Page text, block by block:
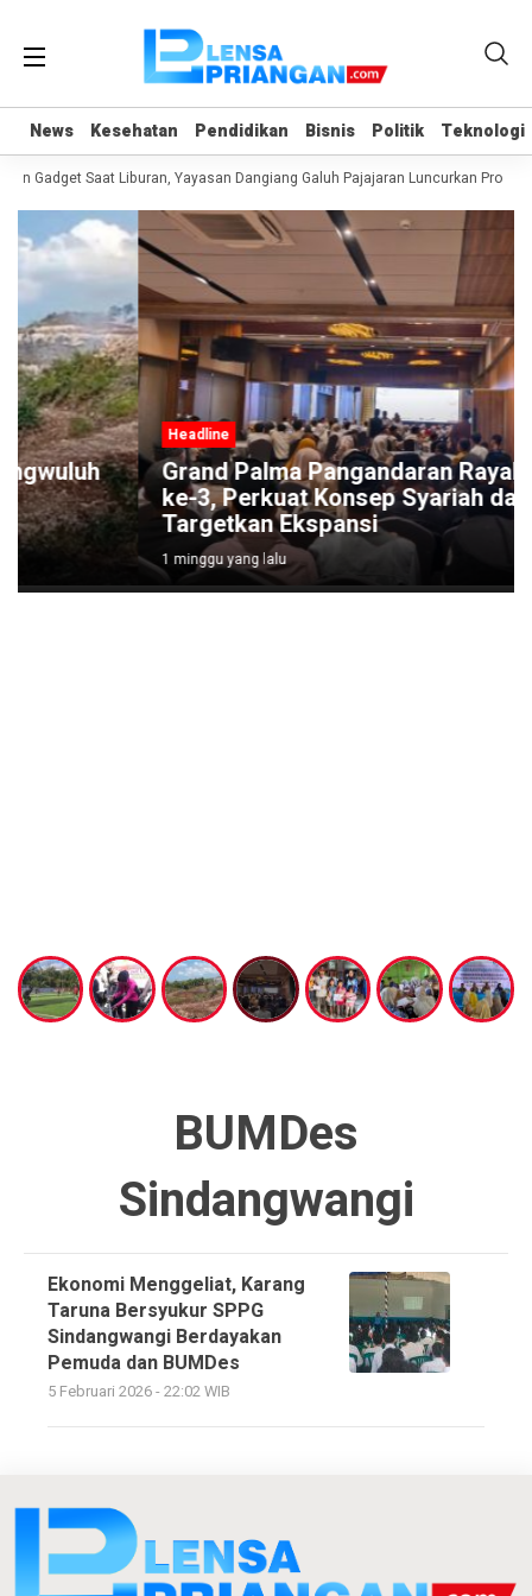
News Kesehatan Pendidikan Bisnis Politik Teknologi
News Kesehatan Pendidikan Bisnis Politik Teknologi
Gadget Saat Liburan, Yayasan Dangiang Galuh Pajajaran Luncurkan
Headline
Grand Palma Pangandaran Rayakan HUT
ke-3, Perkuat Konsep Syariah dan
Targetkan Ekspansi
1 minggu yang lalu
BUMDes
Sindangwangi
Ekonomi Menggeliat, Karang
Taruna Bersyukur SPPG
Sindangwangi Berdayakan
Pemuda dan BUMDes
5 Februari 2026 - 22:02 WIB